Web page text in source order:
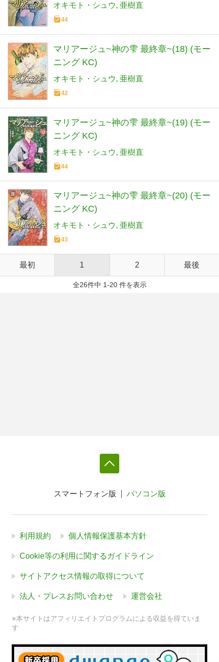
オキモト・シュウ 亜樹直
44
マリアージュ~神の雫 最終章~(18) (モー
ニング KC)
オキモト・シュウ 亜樹直
42
マリアージュ~神の雫 最終章~(19) (モー
ニング KC)
オキモト・シュウ 亜樹直
44
マリアージュ~神の雫 最終章~(20) (モー
ニング KC)
オキモト・シュウ 亜樹直
43
最初 1 2 最後
全26件中 1-20 件を表示
スマートフォン版 パソコン版
利用規約 個人情報保護基本方針
Cookie等の利用に関するガイドライン
サイトアクセス情報の取得について
法人・プレスお問い合わせ 運営会社
※本サイトはアフィリエイトプログラムによる収益を得ていま
す